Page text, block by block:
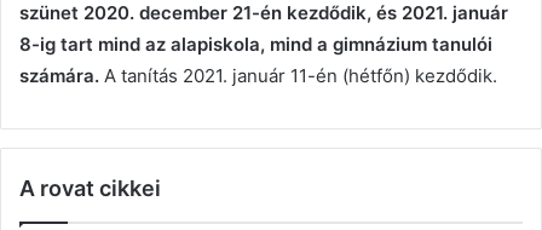
szünet 2020. december 21-én kezdődik, és 2021. január
8-ig tart mind az alapiskola, mind a gimnázium tanulói
számára. A tanítás 2021. január 11-én (hétfőn) kezdődik.
A rovat cikkei